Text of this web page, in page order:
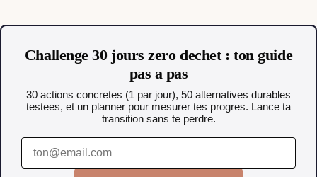
Challenge 30 jours zero dechet : ton guide
pas a pas
30 actions concretes (1 par jour), 50 alternatives durables
testees, et un planner pour mesurer tes progres. Lance ta
transition sans te perdre.